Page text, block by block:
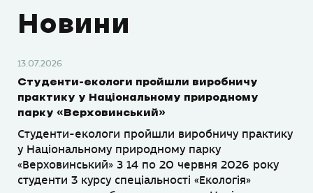
Новини
13.07.2026
Студенти-екологи пройшли виробничу
практику у Національному природному
парку «Верховинський»
Студенти-екологи пройшли виробничу практику
у Національному природному парку
«Верховинський» З 14 по 20 червня 2026 року
студенти 3 курсу спеціальності «Екологія»